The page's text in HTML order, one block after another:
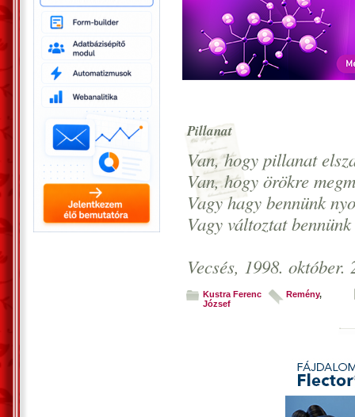
Pillanat
Van, hogy pillanat
Van, hogy örökre
Vagy hagy bennünk
Vagy változtat
Vecsés, 1998.
Kustra Ferenc
József
Remény,